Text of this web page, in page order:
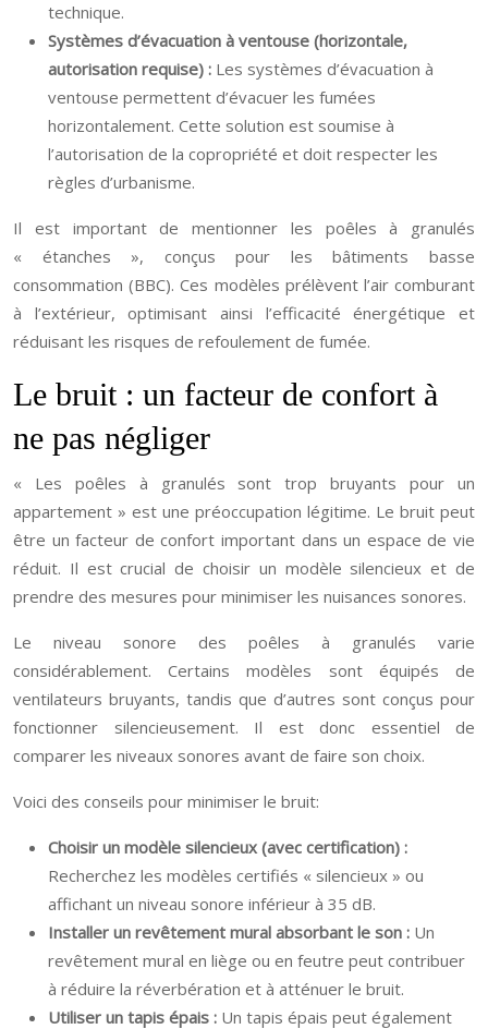
technique.
Systèmes d’évacuation à ventouse (horizontale,
autorisation requise) : Les systèmes d’évacuation à
ventouse permettent d’évacuer les fumées
horizontalement. Cette solution est soumise à
l’autorisation de la copropriété et doit respecter les
règles d’urbanisme.
Il est important de mentionner les poêles à granulés
« étanches », conçus pour les bâtiments basse
consommation (BBC). Ces modèles prélèvent l’air comburant
à l’extérieur, optimisant ainsi l’efficacité énergétique et
réduisant les risques de refoulement de fumée.
Le bruit : un facteur de confort à
ne pas négliger
« Les poêles à granulés sont trop bruyants pour un
appartement » est une préoccupation légitime. Le bruit peut
être un facteur de confort important dans un espace de vie
réduit. Il est crucial de choisir un modèle silencieux et de
prendre des mesures pour minimiser les nuisances sonores.
Le niveau sonore des poêles à granulés varie
considérablement. Certains modèles sont équipés de
ventilateurs bruyants, tandis que d’autres sont conçus pour
fonctionner silencieusement. Il est donc essentiel de
comparer les niveaux sonores avant de faire son choix.
Voici des conseils pour minimiser le bruit:
Choisir un modèle silencieux (avec certification) :
Recherchez les modèles certifiés « silencieux » ou
affichant un niveau sonore inférieur à 35 dB.
Installer un revêtement mural absorbant le son : Un
revêtement mural en liège ou en feutre peut contribuer
à réduire la réverbération et à atténuer le bruit.
Utiliser un tapis épais : Un tapis épais peut également